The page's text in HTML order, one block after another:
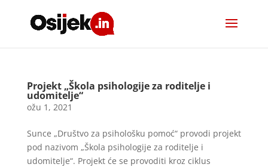
Projekt „Škola psihologije za roditelje i
udomitelje“
ožu 1, 2021
Sunce „Društvo za psihološku pomoć“ provodi projekt
pod nazivom „Škola psihologije za roditelje i
udomitelje“. Projekt će se provoditi kroz ciklus